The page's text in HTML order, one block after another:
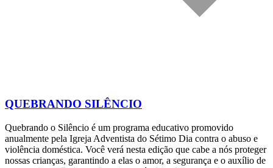
QUEBRANDO SILÊNCIO
Quebrando o Silêncio é um programa educativo promovido
anualmente pela Igreja Adventista do Sétimo Dia contra o abuso e
violência doméstica. Você verá nesta edição que cabe a nós proteger
nossas crianças, garantindo a elas o amor, a segurança e o auxílio de